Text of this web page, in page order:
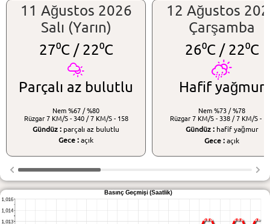
11 Ağustos 2026
Salı (Yarın)
27⁰C /22⁰C
Parçalı az bulutlu
Nem %67 / %80
Rüzgar 7 KM/S - 340 / 7 KM/S - 158
Gündüz : parçalı az bulutlu
Gece : açık
12 Ağustos
Çarşamba
26⁰C /22⁰C
Hafif yağmur
Nem %73 / %78
Rüzgar 7 KM/S - 338 / 7 KM/S -
Gündüz :hafif yağmur
Gece : açık